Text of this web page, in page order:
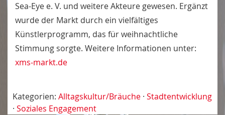
Sea-Eye e. V. und weitere Akteure gewesen. Ergänzt
wurde der Markt durch ein vielfältiges
Künstlerprogramm, das für weihnachtliche
Stimmung sorgte. Weitere Informationen unter:
xms-markt.de
Kategorien: Alltagskultur/Bräuche · Stadtentwicklung
· Soziales Engagement